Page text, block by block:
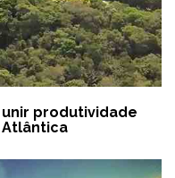
produtividade
Atlântica